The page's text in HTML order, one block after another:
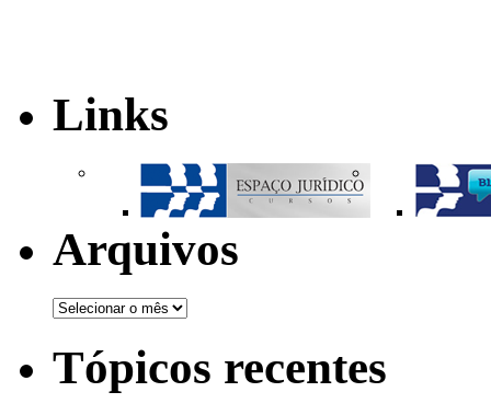
Links
Arquivos
Tópicos recentes